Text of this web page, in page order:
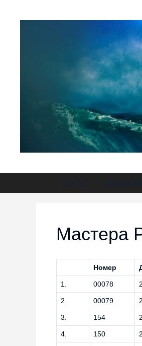
О НАС НАШИ
Мастера
Номер
1. 00078
2. 00079
3. 154
4. 150